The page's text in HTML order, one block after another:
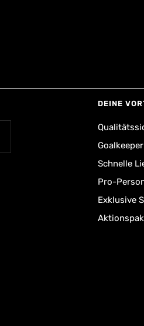
DEINE
Schnelle
Pro-
Exklusive